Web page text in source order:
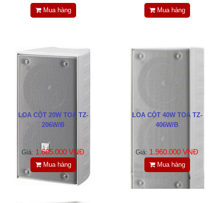
Mua hàng Mua hàng
LOA CỘT 20W TOA TZ-
206W/B
Giá: 1.685.000 VNĐ
Mua hàng
LOA CỘT 40W TOA TZ-
406W/B
Giá: 1.960.000 VNĐ
Mua hàng
Tin tức
Đóng
TRÊN MẠNG XÃ HỘI
Facebook
Google
Twitter